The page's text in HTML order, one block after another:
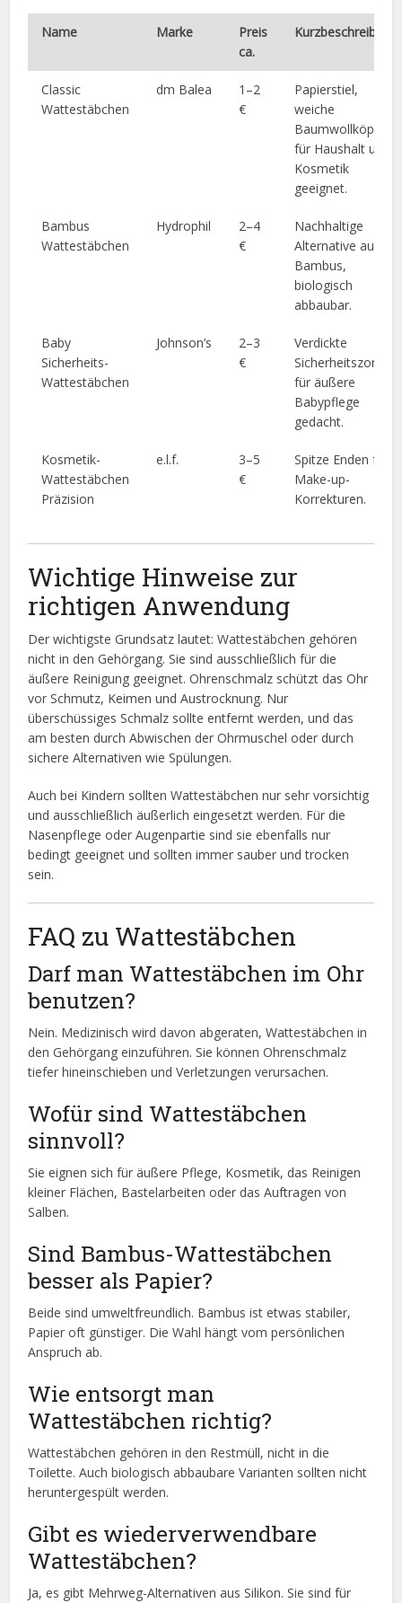
Name Marke
Preis
ca.
Kurzbeschreibung
Classic
Wattestäbchen
dm Balea
1–2
€
Papierstiel,
weiche
Baumwollköpfe,
für Haushalt und
Kosmetik
geeignet.
Bambus
Wattestäbchen
Hydrophil
2–4
€
Nachhaltige
Alternative aus
Bambus,
biologisch
abbaubar.
Baby
Sicherheits-
Wattestäbchen
Johnson’s
2–3
€
Verdickte
Sicherheitszone,
für äußere
Babypflege
gedacht.
Kosmetik-
Wattestäbchen
Präzision
e.l.f.
3–5
€
Spitze Enden für
Make-up-
Korrekturen.
Wichtige Hinweise zur
richtigen Anwendung
Der wichtigste Grundsatz lautet: Wattestäbchen gehören
nicht in den Gehörgang. Sie sind ausschließlich für die
äußere Reinigung geeignet. Ohrenschmalz schützt das Ohr
vor Schmutz, Keimen und Austrocknung. Nur
überschüssiges Schmalz sollte entfernt werden, und das
am besten durch Abwischen der Ohrmuschel oder durch
sichere Alternativen wie Spülungen.
Auch bei Kindern sollten Wattestäbchen nur sehr vorsichtig
und ausschließlich äußerlich eingesetzt werden. Für die
Nasenpflege oder Augenpartie sind sie ebenfalls nur
bedingt geeignet und sollten immer sauber und trocken
sein.
FAQ zu Wattestäbchen
Darf man Wattestäbchen im Ohr
benutzen?
Nein. Medizinisch wird davon abgeraten, Wattestäbchen in
den Gehörgang einzuführen. Sie können Ohrenschmalz
tiefer hineinschieben und Verletzungen verursachen.
Wofür sind Wattestäbchen
sinnvoll?
Sie eignen sich für äußere Pflege, Kosmetik, das Reinigen
kleiner Flächen, Bastelarbeiten oder das Auftragen von
Salben.
Sind Bambus-Wattestäbchen
besser als Papier?
Beide sind umweltfreundlich. Bambus ist etwas stabiler,
Papier oft günstiger. Die Wahl hängt vom persönlichen
Anspruch ab.
Wie entsorgt man
Wattestäbchen richtig?
Wattestäbchen gehören in den Restmüll, nicht in die
Toilette. Auch biologisch abbaubare Varianten sollten nicht
heruntergespült werden.
Gibt es wiederverwendbare
Wattestäbchen?
Ja, es gibt Mehrweg-Alternativen aus Silikon. Sie sind für